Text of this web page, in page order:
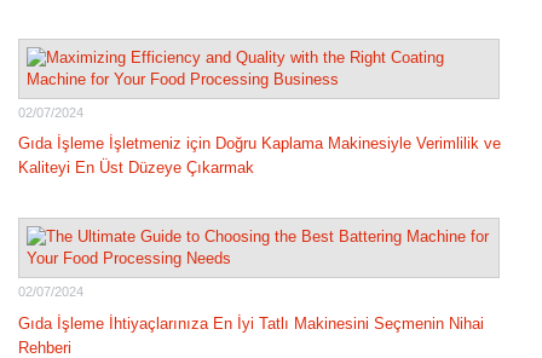
02/07/2024
Gıda İşleme İşletmeniz için Doğru Kaplama Makinesiyle Verimlilik ve
Kaliteyi En Üst Düzeye Çıkarmak
02/07/2024
Gıda İşleme İhtiyaçlarınıza En İyi Tatlı Makinesini Seçmenin Nihai
Rehberi